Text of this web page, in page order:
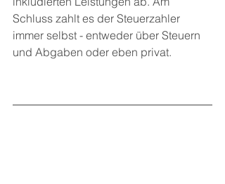
Schluss zahlt es der Steuerzahler
immer selbst - entweder über Steuern
und Abgaben oder eben privat.